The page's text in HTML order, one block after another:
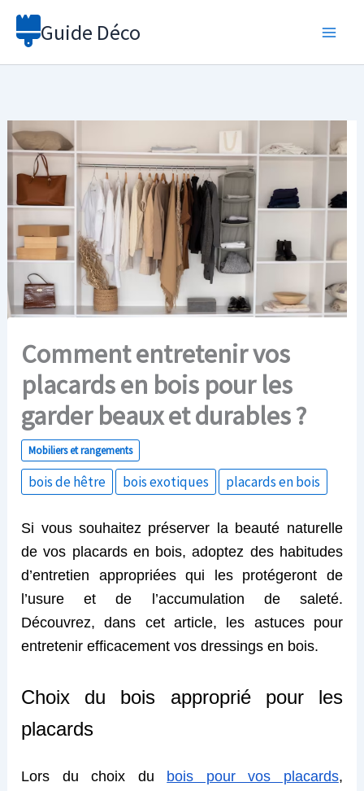
Aller
Guide Déco
Comment entretenir vos
placards en bois pour les
garder beaux et durables ?
Mobiliers et rangements
bois de hêtre bois exotiques placards en bois
Si vous souhaitez préserver la beauté naturelle
de vos placards en bois, adoptez des habitudes
d’entretien appropriées qui les protégeront de
l’usure et de l’accumulation de saleté.
Découvrez, dans cet article, les astuces pour
entretenir efficacement vos dressings en bois.
Choix du bois approprié pour les
placards
Lors du choix du bois pour vos placards,